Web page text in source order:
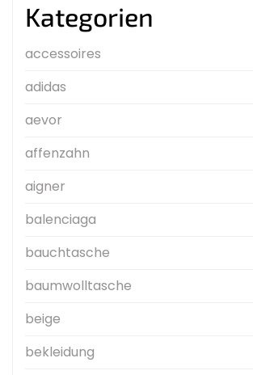
Kategorien
accessoires
adidas
aevor
affenzahn
aigner
balenciaga
bauchtasche
baumwolltasche
beige
bekleidung